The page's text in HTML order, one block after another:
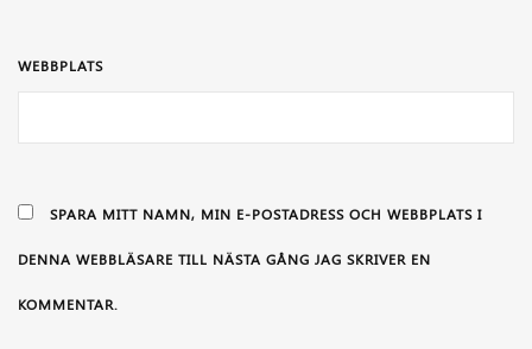
WEBBPLATS
SPARA MITT NAMN, MIN E-POSTADRESS OCH WEBBPLATS I
DENNA WEBBLÄSARE TILL NÄSTA GÅNG JAG SKRIVER EN
KOMMENTAR.